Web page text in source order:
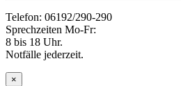
Telefon: 06192/290-290
Sprechzeiten Mo-Fr:
8 bis 18 Uhr.
Notfälle jederzeit.
×